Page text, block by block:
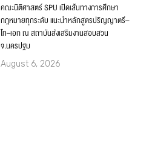
คณะนิติศาสตร์ SPU เปิดเส้นทางการศึกษา
กฎหมายทุกระดับ แนะนำหลักสูตรปริญญาตรี–
โท–เอก ณ สถาบันส่งเสริมงานสอบสวน
จ.นครปฐม
August 6, 2026